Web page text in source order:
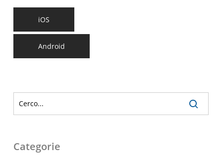
iOS
Android
Categorie